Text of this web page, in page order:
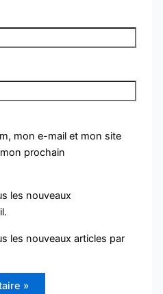
mon e-mail et mon site
prochain
les nouveaux
les nouveaux articles par